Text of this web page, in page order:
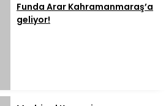
Funda Arar Kahramanmaraş’a
geliyor!